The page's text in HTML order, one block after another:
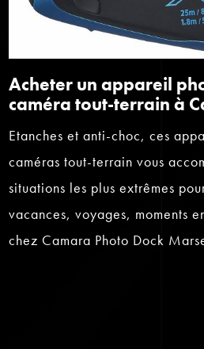
Acheter un appareil
caméra tout-terrain à
Etanches et anti-choc, ces
caméras tout-terrain vous
situations les plus extrêmes
vacances, voyages, moments
chez Camara Photo Dock